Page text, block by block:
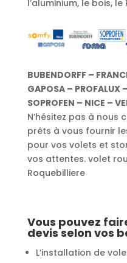
l’aluminium, le bois, le
BUBENDORFF –
GAPOSA – PROFALUX
SOPROFEN – NICE –
N’hésitez pas à nous
prêts à vous fournir
pour vos volets et
vos attentes. volet
Roquebilliere
Vous pouvez
devis selon vos
L’installation de